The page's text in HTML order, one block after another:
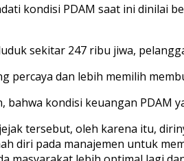
kondisi PDAM saat ini dinilai
sekitar 247 ribu jiwa,
percaya dan lebih memilih
bahwa kondisi keuangan PDAM
tersebut, oleh karena itu,
diri pada manajemen untuk